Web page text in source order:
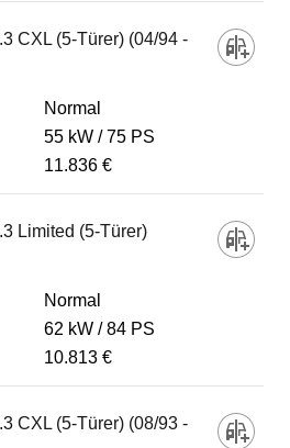
CXL (5-Türer) (04/94 -
Normal
55 kW
75 PS
11.836 €
Limited (5-Türer)
Normal
62 kW
84 PS
10.813 €
CXL (5-Türer) (08/93 -